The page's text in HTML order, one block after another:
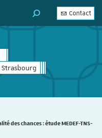
MOTEUR DE
Contact
des chances : étude MEDEF-TNS-